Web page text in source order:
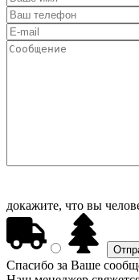
докажите, что вы
Спасибо за Ваше